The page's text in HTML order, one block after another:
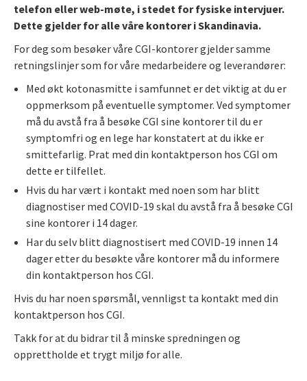
telefon eller web-møte, i stedet for fysiske intervjuer.
Dette gjelder for alle våre kontorer i Skandinavia.
For deg som besøker våre CGI-kontorer gjelder samme
retningslinjer som for våre medarbeidere og leverandører:
Med økt kotonasmitte i samfunnet er det viktig at du er
oppmerksom på eventuelle symptomer. Ved symptomer
må du avstå fra å besøke CGI sine kontorer til du er
symptomfri og en lege har konstatert at du ikke er
smittefarlig. Prat med din kontaktperson hos CGI om
dette er tilfellet.
Hvis du har vært i kontakt med noen som har blitt
diagnostiser med COVID-19 skal du avstå fra å besøke CGI
sine kontorer i 14 dager.
Har du selv blitt diagnostisert med COVID-19 innen 14
dager etter du besøkte våre kontorer må du informere
din kontaktperson hos CGI.
Hvis du har noen spørsmål, vennligst ta kontakt med din
kontaktperson hos CGI.
Takk for at du bidrar til å minske spredningen og
opprettholde et trygt miljø for alle.